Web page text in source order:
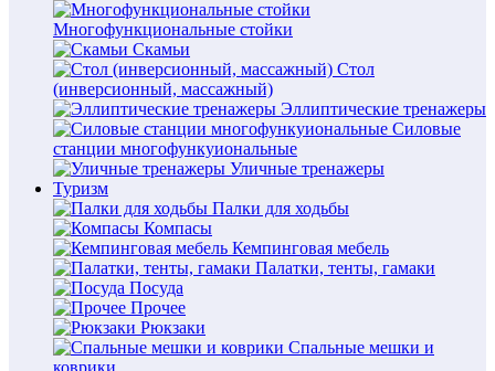
Многофункциональные стойки
Скамьи
Стол
(инверсионный, массажный)
Эллиптические тренажеры
Силовые
станции многофункуиональные
Уличные тренажеры
Туризм
Палки для ходьбы
Компасы
Кемпинговая мебель
Палатки, тенты, гамаки
Посуда
Прочее
Рюкзаки
Спальные мешки и
коврики